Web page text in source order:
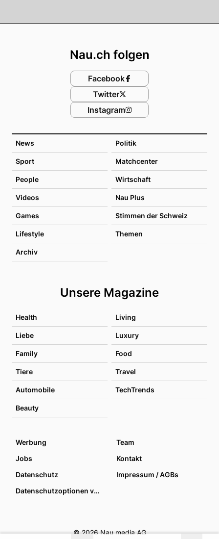
News Politik
Sport Matchcenter
People Wirtschaft
Videos Nau Plus
Games Stimmen der Schweiz
Lifestyle Themen
Archiv
Unsere Magazine
Health Living
Liebe Luxury
Family Food
Tiere Travel
Automobile TechTrends
Beauty
Nau.ch folgen
Facebook
Twitter
Instagram
Werbung
Team
Jobs
Kontakt
Datenschutz
Impressum / AGBs
Datenschutzoptionen verwalten
© 2026 Nau media AG